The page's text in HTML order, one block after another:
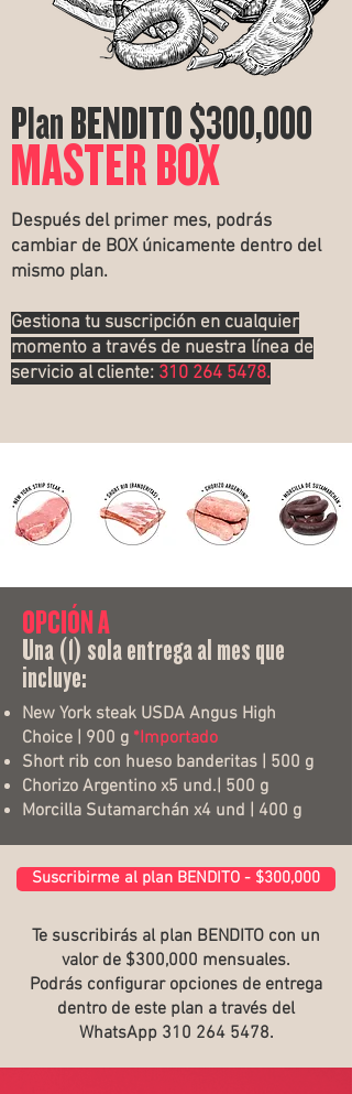
Plan BENDITO $300,000
MASTER BOX
Después del primer mes, podrás
cambiar de BOX únicamente dentro del
mismo plan.
Gestiona tu suscripción en cualquier
momento a través de nuestra línea de
servicio al cliente: 310 264 5478.
OPCIÓN A
Una (1) sola entrega al mes que
incluye:
New York steak USDA Angus High
Choice | 900 g *Importado
Short rib con hueso banderitas | 500 g
Chorizo Argentino x5 und.| 500 g
Morcilla Sutamarchán x4 und | 400 g
Suscribirme al plan BENDITO - $300,000
Te suscribirás al plan BENDITO con un
valor de $300,000 mensuales.
Podrás configurar opciones de entrega
dentro de este plan a través del
WhatsApp 310 264 5478.